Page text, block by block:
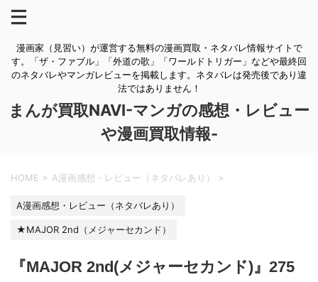
漫画家（見習い）が運営する無料の漫画買取・ネタバレ情報サイトで
す。「ザ・ファブル」「外道の歌」「ワールドトリガー」などや最終回
のネタバレやマンガレビューを掲載します。ネタバレは発売後であり違
法ではありません！
まんが買取NAVI-マンガの感想・レビュー
や漫画買取情報-
HOME > A漫画感想・レビュー（ネタバレあり） >
A漫画感想・レビュー（ネタバレあり）
★MAJOR 2nd（メジャーセカンド）
『MAJOR 2nd(メジャーセカンド)』275